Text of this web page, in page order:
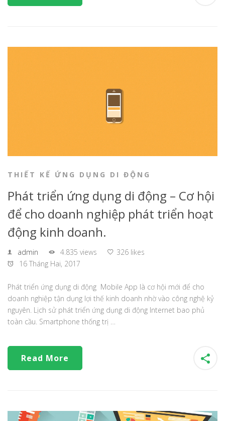
THIẾT KẾ ỨNG DỤNG DI ĐỘNG
Phát triển ứng dụng di động – Cơ hội
để cho doanh nghiệp phát triển hoạt
động kinh doanh.
admin 4.835 views
326 likes
16 Tháng Hai, 2017
Phát triển ứng dụng di động Mobile App là cơ hội mới để cho
doanh nghiệp tận dụng lợi thế kinh doanh nhờ vào công nghệ kỷ
nguyên. Lịch sử phát triển ứng dụng di động Internet bao phủ
toàn cầu. Smartphone thống trị …
Read More